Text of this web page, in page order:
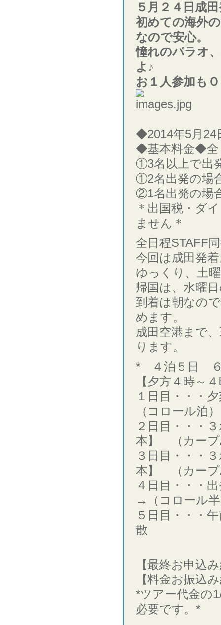
５月２４日成
初めての海外
なので安心。
憧れのパラオ
よ♪
お１人参加も
◆2014年5月24
◆基本料金◆全
①3名以上で出
①2名出発の場
②1名出発の場
＊出国税・ダ
ません＊
全日程STAFF
今回は成田発
ゆっくり、土
帰国は、水曜
到着は朝なの
めます。
成田空港まで
ります。
* ４泊５日 ６
【夕方４時～
１日目・・・
（コロール泊）
２日目・・・
本】 （カープ
３日目・・・
本】 （カープ
４日目・・・
→（コロール
５日目・・・
散
【最終お申込
【料金お振込
*ツアー代金の
必要です。*